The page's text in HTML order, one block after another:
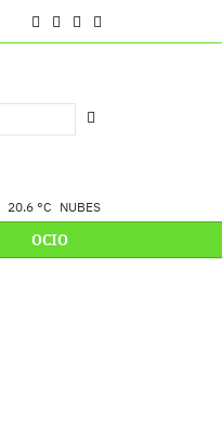
20.6 °C NUBES
OCIO